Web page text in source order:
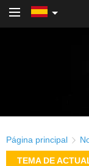
Página principal
TEMA DE